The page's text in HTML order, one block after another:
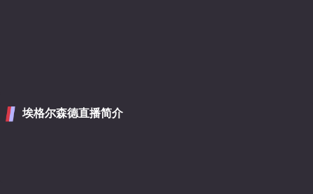
埃格尔森德直播简介